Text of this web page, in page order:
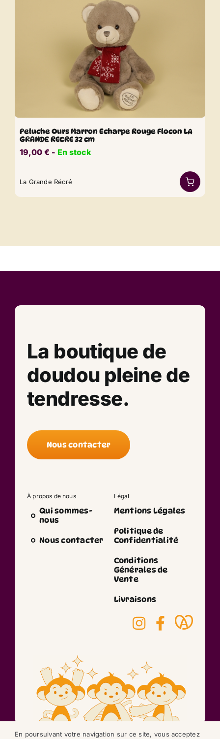
Peluche Ours Marron Echarpe Rouge Flocon LA
GRANDE RECRE 32 cm
19,00 € ​​ - En stock
La Grande Récré
La boutique de
doudou pleine de
tendresse.
Nous contacter
À propos de nous
Qui sommes-
nous
Nous contacter
Légal
Mentions Légales
Politique de
Confidentialité
Conditions
Générales de
Vente
Livraisons
En poursuivant votre navigation sur ce site, vous acceptez